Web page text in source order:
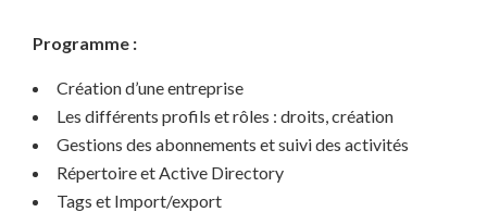
Programme :
Création d’une entreprise
Les différents profils et rôles : droits, création
Gestions des abonnements et suivi des activités
Répertoire et Active Directory
Tags et Import/export